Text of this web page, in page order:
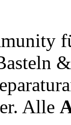
Alle